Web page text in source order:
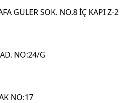
GÜLER SOK. NO.8 İÇ KAPI Z-2
NO:24/G
NO:17